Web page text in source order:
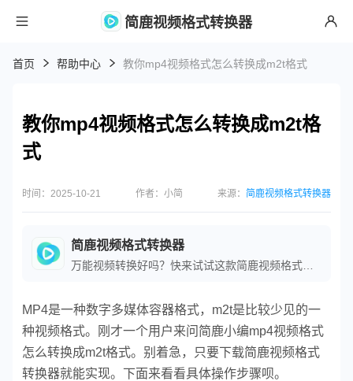
简鹿视频格式转换器
首页 帮助中心 教你mp4视频格式怎么转换成m2t格式
教你mp4视频格式怎么转换成m2t格
式
时间：2025-10-21 作者：小简 来源： 简鹿视频格式转换器
简鹿视频格式转换器
MP4是一种数字多媒体容器格式，m2t是比较少见的一
种视频格式。刚才一个用户来问简鹿小编mp4视频格式
怎么转换成m2t格式。别着急，只要下载简鹿视频格式
转换器就能实现。下面来看看具体操作步骤呗。